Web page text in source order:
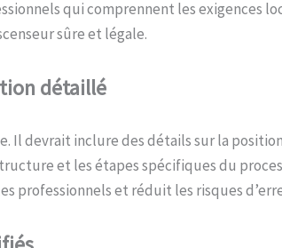
qui comprennent les exigences
sûre et légale.
détaillé
Il devrait inclure des détails sur la
et les étapes spécifiques du
professionnels et réduit les risques